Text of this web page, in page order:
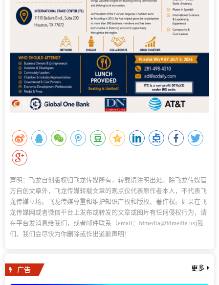
声明：飞龙自创版权归飞龙传媒所有，转载请注明出处。除飞龙传媒官
方自创文章外，飞龙传媒转载文章的观点仅代表原作者本人，不代表飞
龙传媒立场。飞龙传媒尊重和维护知识产权和版权、著作权。如果在飞
龙传媒网或者微信平台上发布或转发的文章或图片有任何侵权行为，请
在平台发消息给我们，或者邮件联系（email：fdmedia@fdmedia.us)我
们，我们会尽快为你删除或作出道歉声明！
广告 更多